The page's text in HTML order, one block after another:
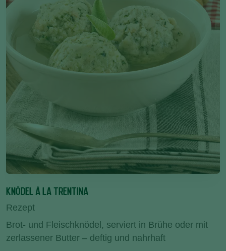
KNÖDEL À LA TRENTINA
Rezept
Brot- und Fleischknödel, serviert in Brühe oder mit
zerlassener Butter – deftig und nahrhaft